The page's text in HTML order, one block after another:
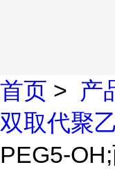
首页 > 产
双取代聚
PEG5-